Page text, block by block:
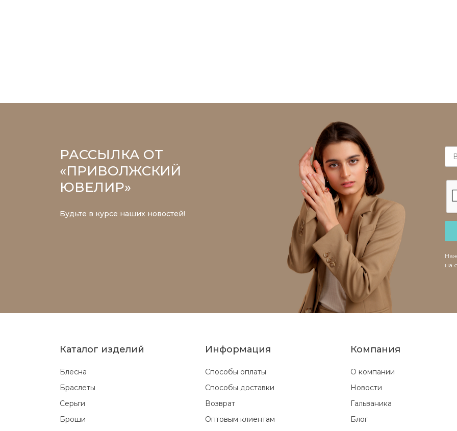
РАССЫЛКА ОТ
«ПРИВОЛЖСКИЙ
ЮВЕЛИР»
Будьте в курсе наших новостей!
на
Каталог изделий
Блесна
Браслеты
Серьги
Броши
Информация
Способы оплаты
Способы доставки
Возврат
Оптовым клиентам
Компания
О компании
Новости
Гальваника
Блог